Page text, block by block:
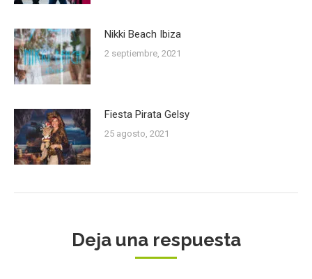
Nikki Beach Ibiza
2 septiembre, 2021
Fiesta Pirata Gelsy
25 agosto, 2021
Deja una respuesta